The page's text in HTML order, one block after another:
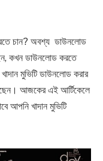
চান? অবশ্য ডাউনলোড
কখন ডাউনলোড করতে
মুভিটি ডাউনলোড করার
আজকের এই আর্টিকেলে
আপনি খাদান মুভিটি